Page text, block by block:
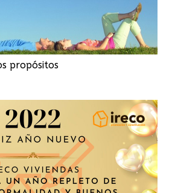
propósitos